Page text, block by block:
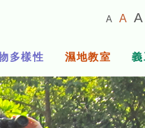
A
較
A
預
字
體
大
小
A
多樣性 濕地教室